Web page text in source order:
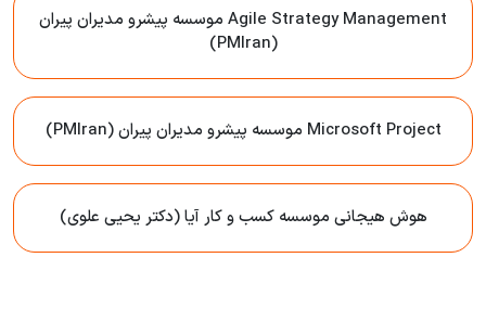
Agile Strategy Management موسسه پیشرو مدیران پیران
(PMIran)
Microsoft Project موسسه پیشرو مدیران پیران (PMIran)
هوش هیجانی موسسه کسب و کار آیا (دکتر یحیی علوی)